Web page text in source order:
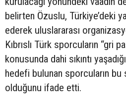
belirten Özuslu, Türkiye’deki
ederek uluslararası
Kıbrıslı Türk sporcuların “gri
konusunda dahi sıkıntı
hedefi bulunan sporcuların bu
olduğunu ifade etti.